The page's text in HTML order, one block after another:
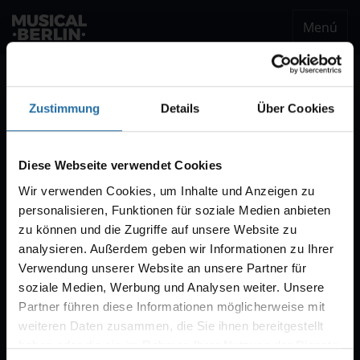
Zustimmung Details Über Cookies
Diese Webseite verwendet Cookies
Wir verwenden Cookies, um Inhalte und Anzeigen zu
personalisieren, Funktionen für soziale Medien anbieten
zu können und die Zugriffe auf unsere Website zu
analysieren. Außerdem geben wir Informationen zu Ihrer
Verwendung unserer Website an unsere Partner für
soziale Medien, Werbung und Analysen weiter. Unsere
Partner führen diese Informationen möglicherweise mit
weiteren Daten zusammen, die Sie ihnen bereitgestellt
haben oder die sie im Rahmen Ihrer Nutzung der Dienste
Menú
Estaremos encantados de enviarle un correo
entradas para "CABARET – Das Berlin-Musical".
Por regla general, la venta comienza con diez
semanas de antelación.